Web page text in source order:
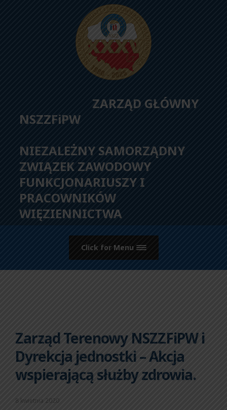
ZARZĄD GŁÓWNY
NSZZFiPW
NIEZALEŻNY SAMORZĄDNY
ZWIĄZEK ZAWODOWY
FUNKCJONARIUSZY I
PRACOWNIKÓW
WIĘZIENNICTWA
Click for Menu
Zarząd Terenowy NSZZFiPW i
Dyrekcja jednostki – Akcja
wspierającą służby zdrowia.
8 kwietnia 2020